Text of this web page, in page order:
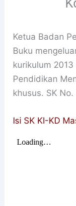
Ketua Badan
Buku
kurikulum 2013
Pendidikan
khusus. SK
Isi SK KI-KD